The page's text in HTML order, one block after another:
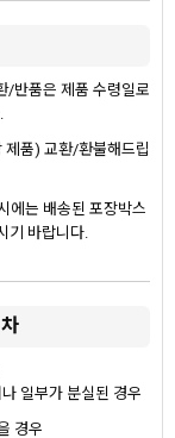
/반품은 제품 수령일로
제품) 교환/환불해드립
에는 배송된 포장박스
기 바랍니다.
일부가 분실된 경우
경우